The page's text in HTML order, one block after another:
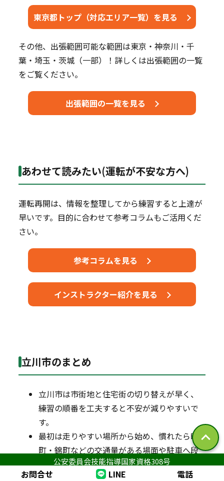
東京都トップ（対応エリア一覧）を見る
その他、出張範囲可能な範囲は東京・神奈川・千
葉・埼玉・茨城（一部）！詳しくは出張範囲の一覧
をご覧ください。
出張範囲の一覧を見る
あわせて読みたい(運転が不安な方へ)
運転再開は、情報を整理してから練習すると上達が
早いです。目的に合わせて参考コラムもご活用くだ
さい。
参考コラムを見る
インストラクター紹介を見る
立川市のまとめ
立川市は市街地と住宅街の切り替えが早く、
練習の順番を工夫すると不安が減りやすいで
す。
最初は走りやすい場所から始め、慣れたら曙
町・錦町などの交通量がある場面や駐車へ段
階的に広げるのがおすすめです。
出張型なら、自宅周辺やよく行く施設をゴー
公安委員会技能指導国家資格308号
お問合せ LINE 電話